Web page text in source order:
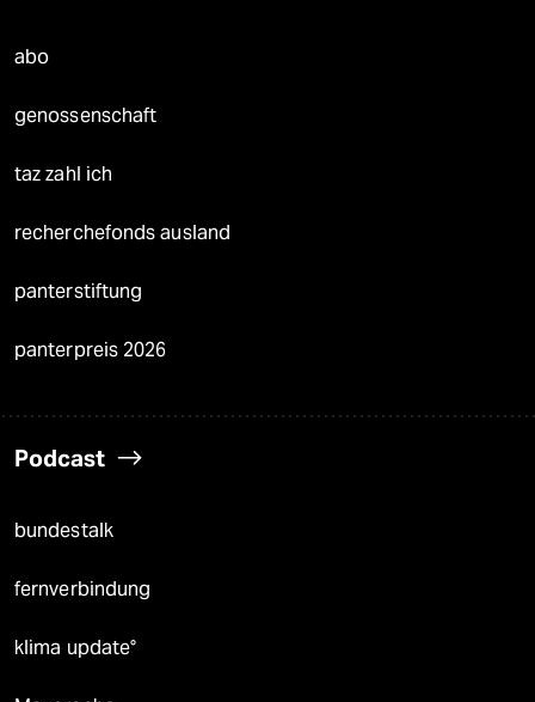
abo
genossenschaft
taz zahl ich
recherchefonds ausland
panterstiftung
panterpreis 2026
Podcast
bundestalk
fernverbindung
klima update°